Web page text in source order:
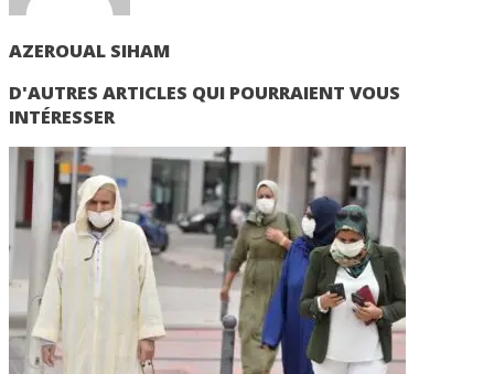
AZEROUAL SIHAM
D'AUTRES ARTICLES QUI POURRAIENT VOUS
INTÉRESSER